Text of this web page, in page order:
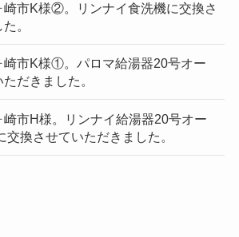
崎市K様②。リンナイ食洗機に交換さ
。
崎市K様①。パロマ給湯器20号オー
だきました。
崎市H様。リンナイ給湯器20号オー
交換させていただきました。